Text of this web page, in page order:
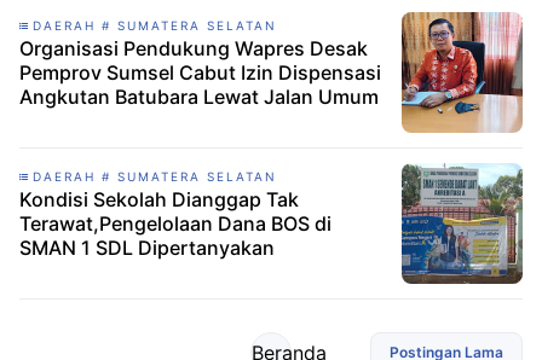
DAERAH # SUMATERA SELATAN
Organisasi Pendukung Wapres Desak
Pemprov Sumsel Cabut Izin Dispensasi
Angkutan Batubara Lewat Jalan Umum
DAERAH # SUMATERA SELATAN
Kondisi Sekolah Dianggap Tak
Terawat,Pengelolaan Dana BOS di
SMAN 1 SDL Dipertanyakan
Postingan Lama
Beranda